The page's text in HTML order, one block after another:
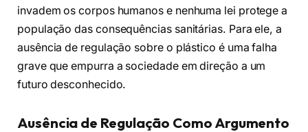
invadem os corpos humanos e nenhuma lei protege a
população das consequências sanitárias. Para ele, a
ausência de regulação sobre o plástico é uma falha
grave que empurra a sociedade em direção a um
futuro desconhecido.
Ausência de Regulação Como Argumento